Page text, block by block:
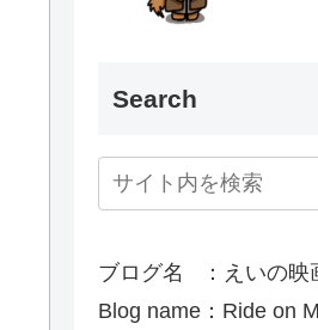
Search
ブログ名 ：えいの映
Blog name：Ride on